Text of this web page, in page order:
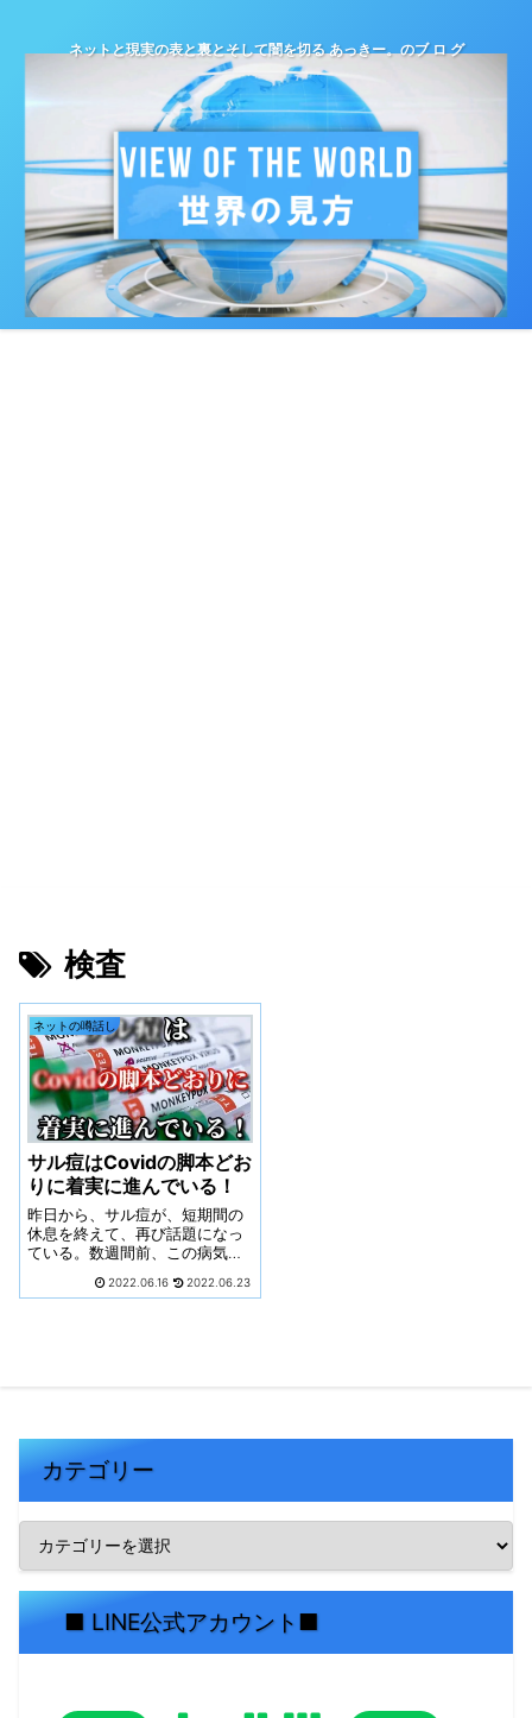
ネットと現実の表と裏とそして闇を切る あっきー。のブ ロ グ
検査
ネットの噂話し
サル痘はCovidの脚本どお
りに着実に進んでいる！
昨日から、サル痘が、短期間の
休息を終えて、再び話題になっ
ている。数週間前、この病気は
新とともに一面を飾ったが、そ
2022.06.16 2022.06.23
カテゴリー
■ LINE公式アカウント■